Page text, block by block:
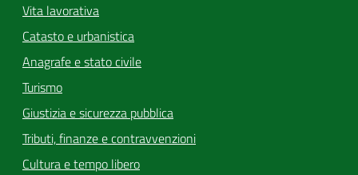
Vita lavorativa
Catasto e urbanistica
Anagrafe e stato civile
Turismo
Giustizia e sicurezza pubblica
Tributi, finanze e contravvenzioni
Cultura e tempo libero